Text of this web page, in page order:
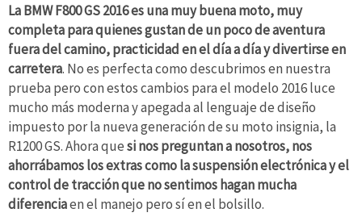
La BMW F800 GS 2016 es una muy buena moto, muy
completa para quienes gustan de un poco de aventura
fuera del camino, practicidad en el día a día y divertirse en
carretera. No es perfecta como descubrimos en nuestra
prueba pero con estos cambios para el modelo 2016 luce
mucho más moderna y apegada al lenguaje de diseño
impuesto por la nueva generación de su moto insignia, la
R1200 GS. Ahora quesi nos preguntan a nosotros, nos
ahorrábamos los extras como la suspensión electrónica y el
control de tracción que no sentimos hagan mucha
diferenciaen el manejo pero sí en el bolsillo.